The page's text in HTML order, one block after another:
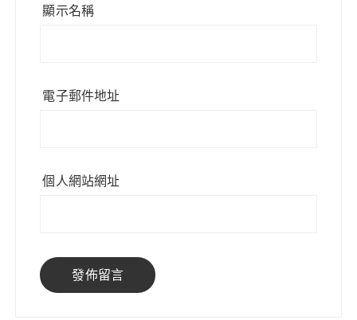
顯示名稱
電子郵件地址
個人網站網址